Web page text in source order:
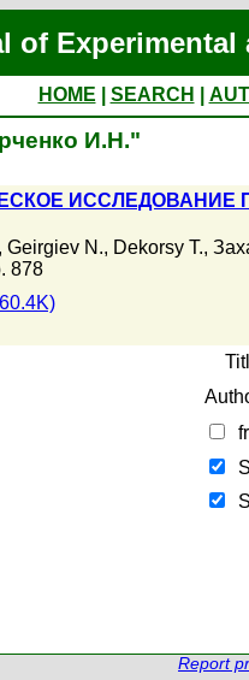
of
HOME SEARCH
И.Н."
ИССЛЕДОВАНИЕ
, Geirgiev N., Dekorsy T.,
878
Report